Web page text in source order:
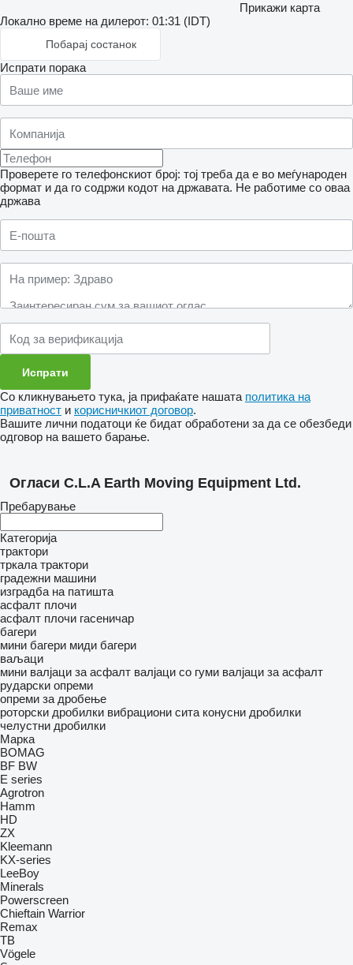
Прикажи карта
Локално време на дилерот: 01:31 (IDT)
Побарај состанок
Испрати порака
Проверете го телефонскиот број: тој треба да е во меѓународен
формат и да го содржи кодот на државата. Не работиме со оваа
држава
Со кликнувањето тука, ја прифаќате нашата политика на
приватност и корисничкиот договор.
Вашите лични податоци ќе бидат обработени за да се обезбеди
одговор на вашето барање.
Огласи C.L.A Earth Moving Equipment Ltd.
Пребарување
Категорија
трактори
тркала трактори
градежни машини
изградба на патишта
асфалт плочи
асфалт плочи гасеничар
багери
мини багери миди багери
ваљаци
мини валјаци за асфалт валјаци со гуми валјаци за асфалт
рударски опреми
опреми за дробење
роторски дробилки вибрациони сита конусни дробилки
челустни дробилки
Марка
BOMAG
BF BW
E series
Agrotron
Hamm
HD
ZX
Kleemann
KX-series
LeeBoy
Minerals
Powerscreen
Chieftain Warrior
Remax
TB
Vögele